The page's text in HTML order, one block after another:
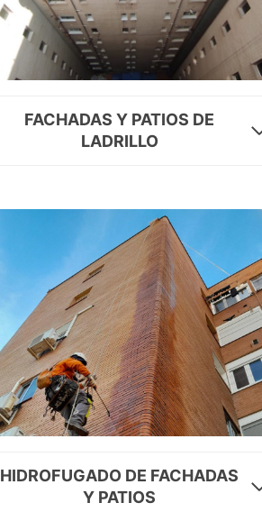
FACHADAS Y PATIOS DE
LADRILLO
HIDROFUGADO DE FACHADAS
Y PATIOS